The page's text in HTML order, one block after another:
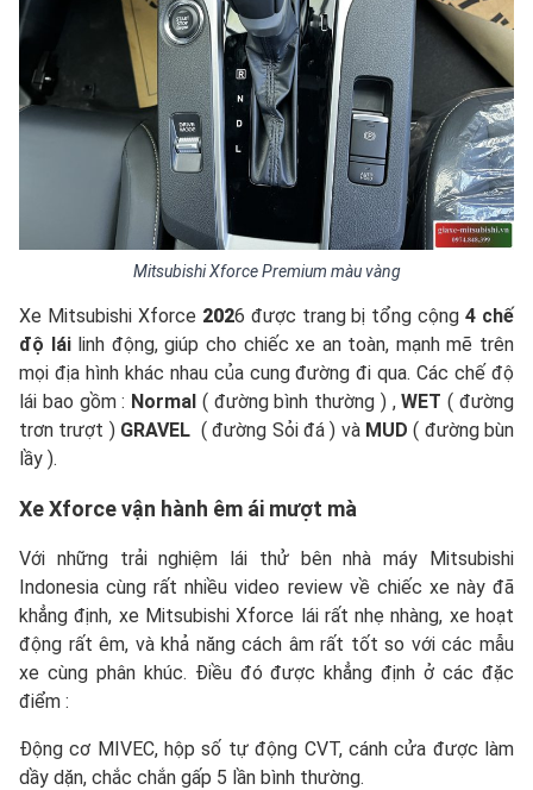
Mitsubishi Xforce Premium màu vàng
Xe Mitsubishi Xforce 2026 được trang bị tổng cộng4 chế
độ láilinh động, giúp cho chiếc xe an toàn, mạnh mẽ trên
mọi địa hình khác nhau của cung đường đi qua. Các chế độ
lái bao gồm : Normal ( đường bình thường ) ,WET ( đường
trơn trượt ) GRAVEL ( đường Sỏi đá ) và MUD ( đường bùn
lầy ).
Xe Xforce vận hành êm ái mượt mà
Với những trải nghiệm lái thử bên nhà máy Mitsubishi
Indonesia cùng rất nhiều video review về chiếc xe này đã
khẳng định, xe Mitsubishi Xforce lái rất nhẹ nhàng, xe hoạt
động rất êm, và khả năng cách âm rất tốt so với các mẫu
xe cùng phân khúc. Điều đó được khẳng định ở các đặc
điểm :
Động cơ MIVEC, hộp số tự động CVT, cánh cửa được làm
dầy dặn, chắc chắn gấp 5 lần bình thường.